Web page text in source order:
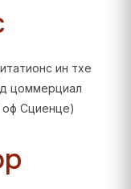
ин тхе
цоммерциал
оф Сциенце)